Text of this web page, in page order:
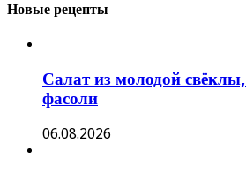
Новые рецепты
Салат из молодой
фасоли
06.08.2026